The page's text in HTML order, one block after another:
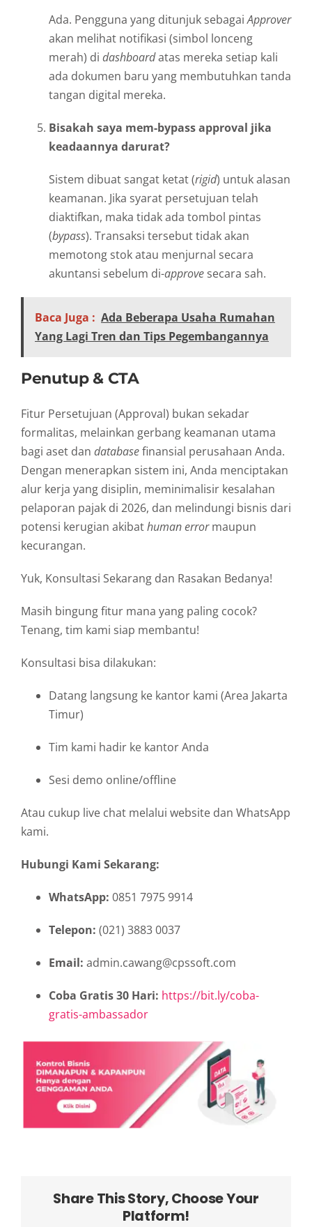
Ada. Pengguna yang ditunjuk sebagaiApprover
akan melihat notifikasi (simbol lonceng
merah) di dashboardatas mereka setiap kali
ada dokumen baru yang membutuhkan tanda
tangan digital mereka.
Bisakah saya mem-bypass approval jika
keadaannya darurat?
Sistem dibuat sangat ketat (rigid) untuk alasan
keamanan. Jika syarat persetujuan telah
diaktifkan, maka tidak ada tombol pintas
(bypass). Transaksi tersebut tidak akan
memotong stok atau menjurnal secara
akuntansi sebelum di-approve secara sah.
Baca Juga : Ada Beberapa Usaha Rumahan
Yang Lagi Tren dan Tips Pegembangannya
Penutup & CTA
Fitur Persetujuan (Approval) bukan sekadar
formalitas, melainkan gerbang keamanan utama
bagi aset dan databasefinansial perusahaan Anda.
Dengan menerapkan sistem ini, Anda menciptakan
alur kerja yang disiplin, meminimalisir kesalahan
pelaporan pajak di 2026, dan melindungi bisnis dari
potensi kerugian akibathuman errormaupun
kecurangan.
Yuk, Konsultasi Sekarang dan Rasakan Bedanya!
Masih bingung fitur mana yang paling cocok?
Tenang, tim kami siap membantu!
Konsultasi bisa dilakukan:
Datang langsung ke kantor kami (Area Jakarta
Timur)
Tim kami hadir ke kantor Anda
Sesi demo online/offline
Atau cukup live chat melalui website dan WhatsApp
kami.
Hubungi Kami Sekarang:
WhatsApp: 0851 7975 9914
Telepon: (021) 3883 0037
Email: admin.cawang@cpssoft.com
Coba Gratis 30 Hari: https://bit.ly/coba-
gratis-ambassador
Share This Story, Choose Your
Platform!